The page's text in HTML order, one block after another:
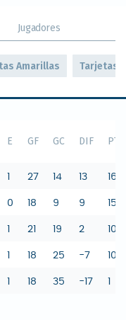
Jugadores
Amarillas Tarjetas
E GF GC DIF PTS
27 14 13 16
0 18 9 9 15
21 19 2 10
18 25 -7 10
18 35 -17